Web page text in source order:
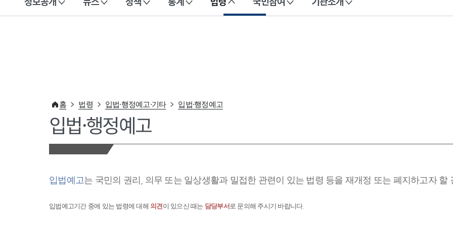
이 누리집은 대한민국 공식 전자정부 누리집입니다.
홈 법령 입법·행정예고·기타 입법·행정예고
입법·행정예고
입법예고는 국민의 권리, 의무 또는 일상생활과 밀접한 관련이 있는 법령 등을 재개정 또는 폐지하고자 할
입법예고기간 중에 있는 법령에 대해 의견이 있으신 때는 담당부서 로 문의해 주시기 바랍니다.